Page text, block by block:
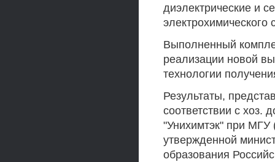
диэлектрические и
электрохимического
Выполненный
реализации новой
технологии
Результаты,
соответствии с
"Унихимтэк" при МГУ
утвержденной
образования